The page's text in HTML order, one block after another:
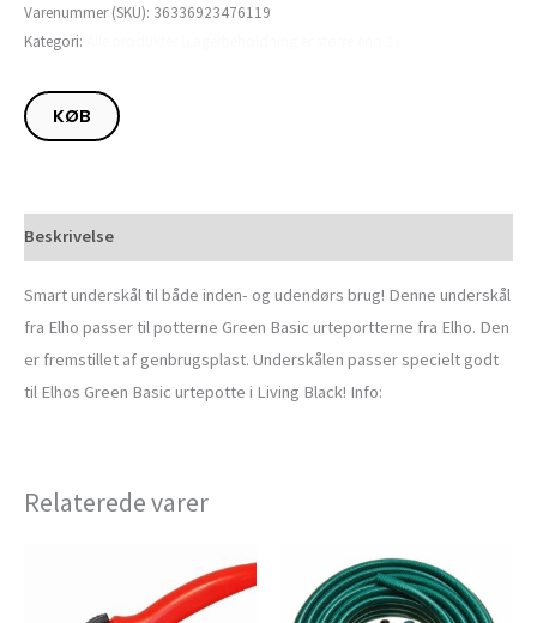
Varenummer (SKU): 36336923476119
Kategori:
KØB
Beskrivelse
Smart underskål til både inden- og udendørs brug! Denne underskål
fra Elho passer til potterne Green Basic urteportterne fra Elho. Den
er fremstillet af genbrugsplast. Underskålen passer specielt godt
til Elhos Green Basic urtepotte i Living Black! Info:
Relaterede varer